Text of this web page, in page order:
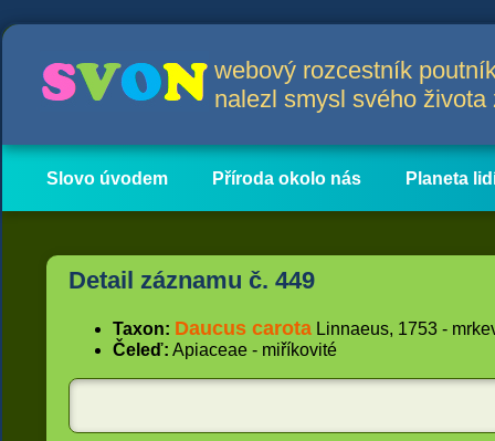
webový rozcestník
nalezl smysl svého
Slovo úvodem Příroda okolo nás Planeta
Hlavní obsah
Články
Detail záznamu č. 449
Taxon: Daucus carota Linnaeus, 1753 -
Čeleď: Apiaceae - miříkovité